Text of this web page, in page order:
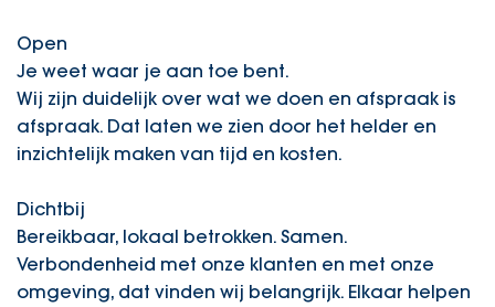
Open
Je weet waar je aan toe bent.
Wij zijn duidelijk over wat we doen en afspraak is
afspraak. Dat laten we zien door het helder en
inzichtelijk maken van tijd en kosten.
Dichtbij
Bereikbaar, lokaal betrokken. Samen.
Verbondenheid met onze klanten en met onze
omgeving, dat vinden wij belangrijk. Elkaar helpen